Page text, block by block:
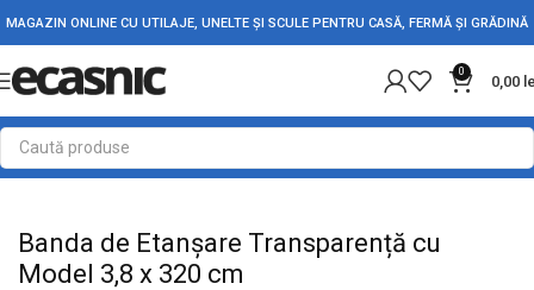
MAGAZIN ONLINE CU UTILAJE, UNELTE ȘI SCULE PENTRU CASĂ, FERMĂ ȘI GRĂDINĂ
0
0,00
Prima pagină Conectica Banda Izolatoare & Adeziva
Banda de Etanșare Transparență cu
Model 3,8 x 320 cm